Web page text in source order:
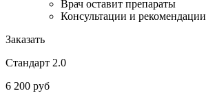
Врач оставит препараты
Консультации и рекомендации
Заказать
Стандарт 2.0
6 200 руб